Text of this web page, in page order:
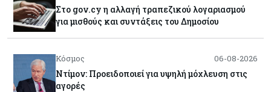
Στο gov.cy η αλλαγή τραπεζικού λογαριασμού
για μισθούς και συντάξεις του Δημοσίου
Κόσμος 06-08-2026
Ντίμον: Προειδοποιεί για υψηλή μόχλευση στις
αγορές